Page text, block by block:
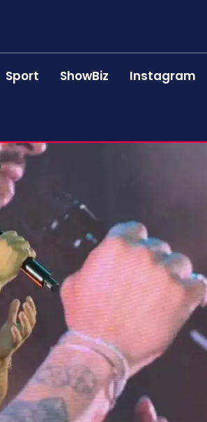
Sport ShowBiz Instagram